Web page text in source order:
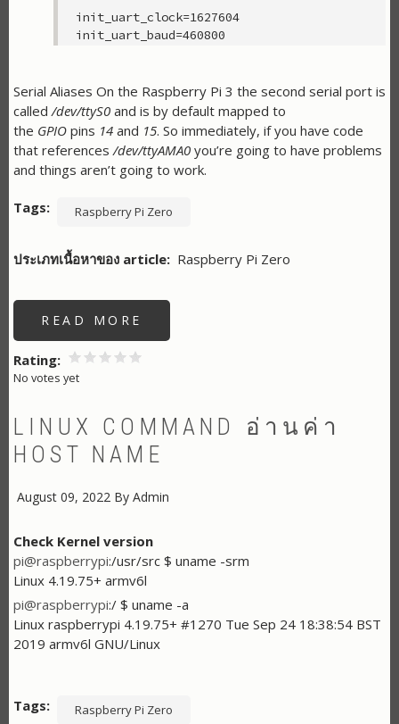
init_uart_clock=1627604
Serial Aliases On the Raspberry Pi 3 the second serial port is
called/dev/ttyS0 and is by default mapped to
the GPIO pins 14 and 15. So immediately, if you have code
that references/dev/ttyAMA0 you’re going to have problems
and things aren’t going to work.
Tags Raspberry Pi Zero
ประเภทเนื้อหาของ article Raspberry Pi Zero
READ MORE
UART
Rating
No votes yet
LINUX COMMAND อ่านค่า
HOST NAME
August 09, 2022 By Admin
Check Kernel version
pi@raspberrypi:/usr/src $ uname -srm
Linux 4.19.75+ armv6l
pi@raspberrypi:/ $ uname -a
Linux raspberrypi 4.19.75+ #1270 Tue Sep 24 18:38:54 BST
2019 armv6l GNU/Linux
Tags Raspberry Pi Zero